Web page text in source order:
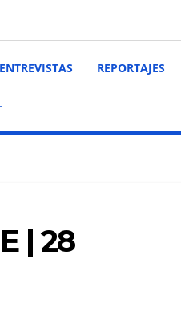
ENTREVISTAS REPORTAJES
| 28